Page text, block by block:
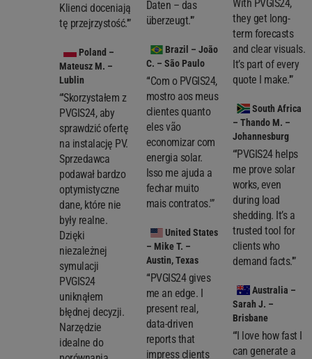
Klienci doceniają
tę przejrzystość.'”
Poland –
Mateusz M. –
Lublin
“'Skorzystałem z
PVGIS24, aby
sprawdzić ofertę
na instalację PV.
Sprzedawca
podawał bardzo
optymistyczne
dane, które nie
były realne.
Dzięki
niezależnej
symulacji
PVGIS24
uniknąłem
błędnej decyzji.
Narzędzie
idealne do
Daten – das
überzeugt.'”
Brazil – João
C. – São Paulo
“'Com o PVGIS24,
mostro aos meus
clientes quanto
eles vão
economizar com
energia solar.
Isso me ajuda a
fechar muito
mais contratos.'”
United States
– Mike T. –
Austin, Texas
“'PVGIS24 gives
me an edge. I
present real,
data-driven
reports that
impress clients
With PVGIS24,
they get long-
term forecasts
and clear visuals.
It’s part of every
quote I make.'”
South Africa
– Thando M. –
Johannesburg
“'PVGIS24 helps
me prove solar
works, even
during load
shedding. It’s a
trusted tool for
clients who
demand facts.'”
Australia –
Sarah J. –
Brisbane
“'I love how fast I
can generate a